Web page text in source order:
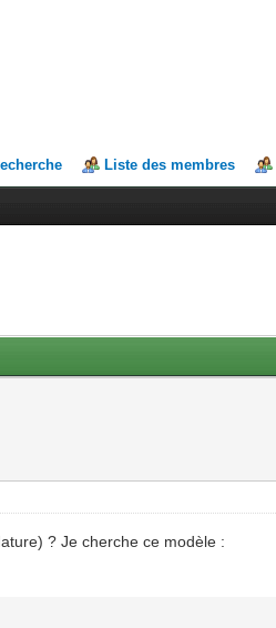
Liste des membres
? Je cherche ce modèle :